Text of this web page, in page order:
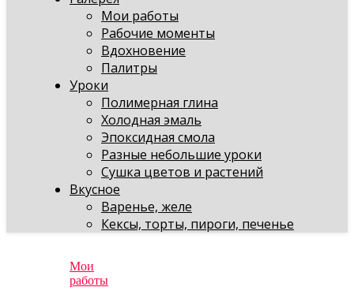
Мои работы
Рабочие моменты
Вдохновение
Палитры
Уроки
Полимерная глина
Холодная эмаль
Эпоксидная смола
Разные небольшие уроки
Сушка цветов и растений
Вкусное
Варенье, желе
Кексы, торты, пироги, печенье
Мои
работы